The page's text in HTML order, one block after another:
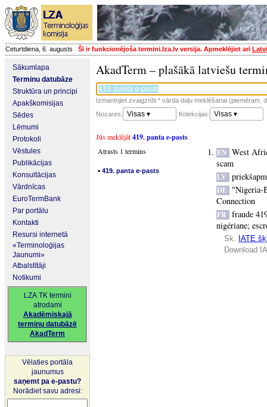
Ceturtdiena, 6. augusts Šī ir funkcionējoša termini.lza.lv versija. Apmeklējiet arī
Sākumlapa
Terminu datubāze
Struktūra un principi
Apakškomisijas
Sēdes
Lēmumi
Protokoli
Vēstules
Publikācijas
Konsultācijas
Vārdnīcas
EuroTermBank
Par portālu
Kontakti
Resursi internetā
«Terminoloģijas
Jaunumi»
Atbalstītāji
Notikumi
LZA TK termini
atrodami
Akadēmiskajā
terminu datubāzē
AkadTerm
Vēlaties portāla
jaunumus
saņemt pa e-pastu?
Norādiet savu adresi:
AkadTerm – plašākā latviešu
Izmantojiet zvaigznīti * vārda daļu meklēšanai (piemēram,
Nozares:
Visas ▾ Kolekcijas: Visas ▾
Jūs meklējāt419. panta e-pasts
Atrasts 1 termins
▪ 419. panta e-pasts
EN West
scam
LV
DE "Nigeria-
Connection
FR fraude
nigériane;
Sk. IATE
Download